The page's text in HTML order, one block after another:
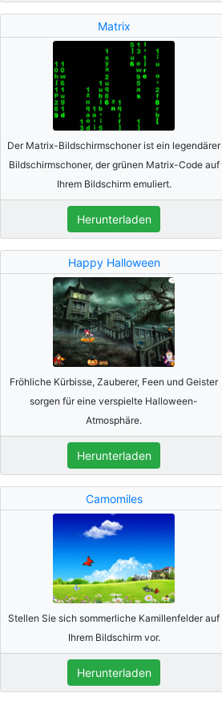
Matrix
Der Matrix-Bildschirmschoner ist ein legendärer
Bildschirmschoner, der grünen Matrix-Code auf
Ihrem Bildschirm emuliert.
Herunterladen
Happy Halloween
Fröhliche Kürbisse, Zauberer, Feen und Geister
sorgen für eine verspielte Halloween-
Atmosphäre.
Herunterladen
Camomiles
Stellen Sie sich sommerliche Kamillenfelder auf
Ihrem Bildschirm vor.
Herunterladen